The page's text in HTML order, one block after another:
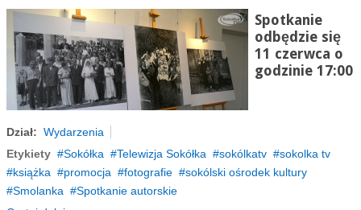
Spotkanie
odbędzie się
11 czerwca o
godzinie 17:00
Dział: Wydarzenia
Etykiety
Sokółka Telewizja Sokółka sokólkatv
sokolka tv
książka
promocja fotografie
sokólski ośrodek kultury
Smolanka
Spotkanie autorskie